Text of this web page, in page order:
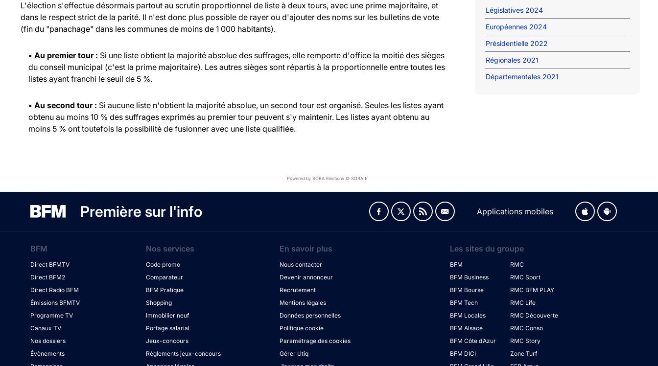
L'élection s'effectue désormais partout au scrutin proportionnel de liste à deux tours, avec une prime majoritaire, et
dans le respect strict de la parité. Il n'est donc plus possible de rayer ou d'ajouter des noms sur les bulletins de vote
(fin du "panachage" dans les communes de moins de 1 000 habitants).
• Au premier tour : Si une liste obtient la majorité absolue des suffrages, elle remporte d'office la moitié des sièges
du conseil municipal (c'est la prime majoritaire). Les autres sièges sont répartis à la proportionnelle entre toutes les
listes ayant franchi le seuil de 5 %.
• Au second tour : Si aucune liste n'obtient la majorité absolue, un second tour est organisé. Seules les listes ayant
obtenu au moins 10 % des suffrages exprimés au premier tour peuvent s'y maintenir. Les listes ayant obtenu au
moins 5 % ont toutefois la possibilité de fusionner avec une liste qualifiée.
Législatives 2024
Européennes 2024
Présidentielle 2022
Régionales 2021
Départementales 2021
Powered by SORA Elections © SORA.fr
Première sur l'info Applications mobiles
BFM
Direct BFMTV
Direct BFM2
Direct Radio BFM
Émissions BFMTV
Programme TV
Canaux TV
Nos dossiers
Évènements
Nos services
Code promo
Comparateur
BFM Pratique
Shopping
Immobilier neuf
Portage salarial
Jeux-concours
Règlements jeux-concours
En savoir plus
Nous contacter
Devenir annonceur
Recrutement
Mentions légales
Données personnelles
Politique cookie
Paramétrage des cookies
Gérer Utiq
Les sites du groupe
BFM
BFM Business
BFM Bourse
BFM Tech
BFM Locales
BFM Alsace
BFM Côte d’Azur
BFM DICI
RMC
RMC Sport
RMC BFM PLAY
RMC Life
RMC Découverte
RMC Conso
RMC Story
Zone Turf